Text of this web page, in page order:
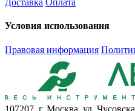
Доставка Оплата
Условия использования
Правовая информация
107207, г. Москва, ул.